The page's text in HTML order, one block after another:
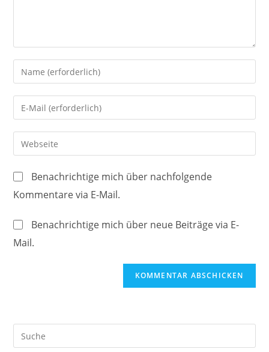
Gib
deinen
Namen
oder
Benutzernamen
zum
ein
Gib
deine
E-
Mail-
zum
Kommentieren
Gib
deine
Website-
URL
ein
Benachrichtige mich über nachfolgende
Kommentare via E-Mail.
Benachrichtige mich über neue Beiträge via E-
Mail.